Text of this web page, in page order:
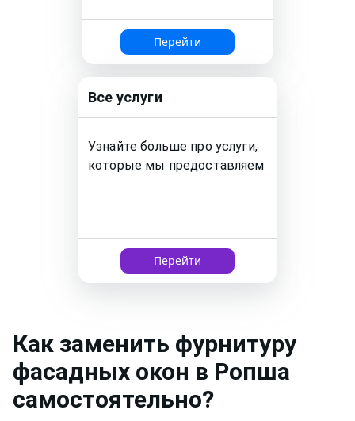
Перейти
Все услуги
Узнайте больше про услуги,
которые мы предоставляем
Перейти
Как заменить фурнитуру
фасадных окон в Ропша
самостоятельно?